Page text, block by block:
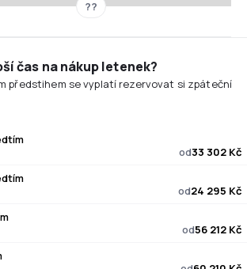
??
čas na nákup letenek?
předstihem se vyplatí rezervovat si zpáteční
od33 302 Kč
od24 295 Kč
od56 212 Kč